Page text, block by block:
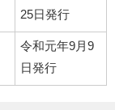
25日発行
令和元年9月9
日発行